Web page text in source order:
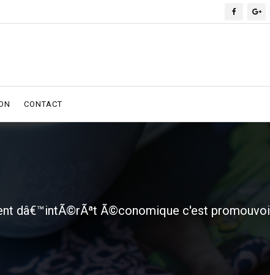
CONTACT
dâ€™intÃ©rÃªt Ã©conomique c'est